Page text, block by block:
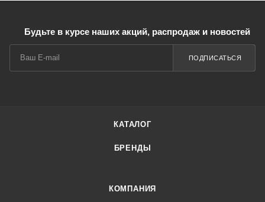
Будьте в курсе наших акций, распродаж и новостей
ПОДПИСАТЬСЯ
КАТАЛОГ
БРЕНДЫ
КОМПАНИЯ